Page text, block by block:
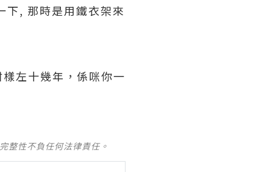
下, 那時是用鐵衣架來
左十幾年，係咪你一
整性不負任何法律責任。